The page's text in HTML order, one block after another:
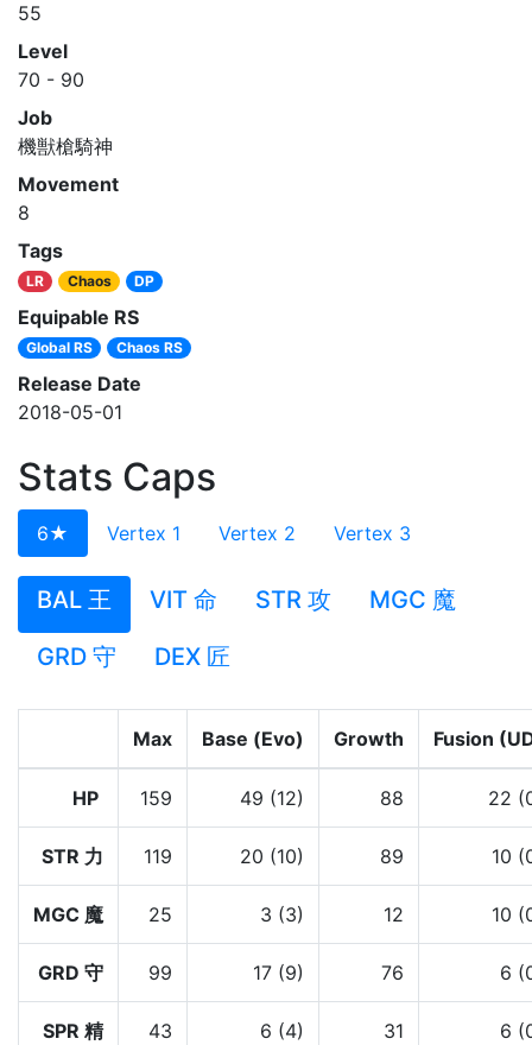
55
Level
70 - 90
Job
機獣槍騎神
Movement
8
Tags
LR Chaos DP
Equipable RS
Global RS Chaos RS
Release Date
2018-05-01
Stats Caps
6★ Vertex 1 Vertex 2 Vertex 3
BAL 王 VIT 命 STR 攻
MGC 魔
GRD 守
DEX 匠
Max Base (Evo) Growth Fusion
HP 159 49 (12) 88 22
STR 力 119 20 (10) 89 10
MGC 魔 25 3 (3) 12 10
GRD 守 99 17 (9) 76 6
SPR 精 43 6 (4) 31 6